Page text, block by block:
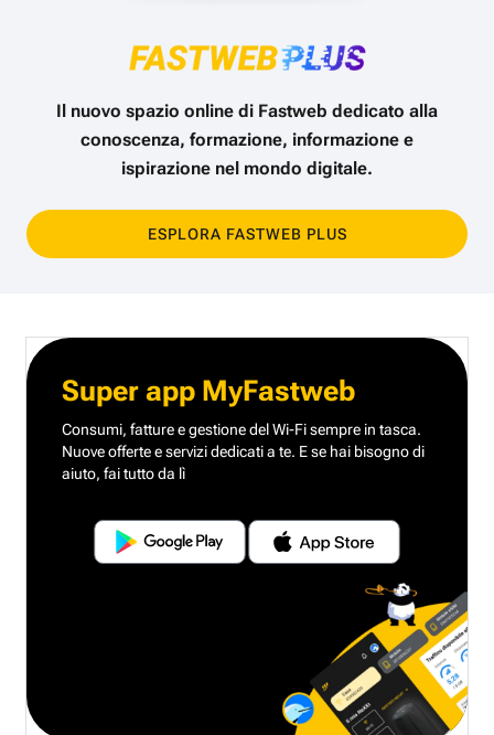
Il nuovo spazio online di Fastweb dedicato alla
conoscenza, formazione, informazione e
ispirazione nel mondo digitale.
ESPLORA FASTWEB PLUS
Super app MyFastweb
Consumi, fatture e gestione del Wi-Fi sempre in tasca.
Nuove offerte e servizi dedicati a te. E se hai bisogno di
aiuto, fai tutto da lì